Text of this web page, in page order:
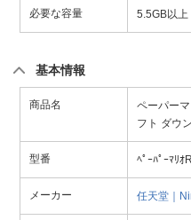
必要な容量 5.5GB以上
基本情報
商品名
ペーパー
フト ダウ
型番 ﾍﾟｰﾊﾟｰﾏﾘｵ
メーカー 任天堂｜